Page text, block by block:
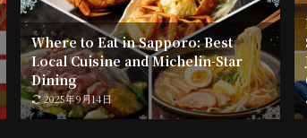
Where to Eat in Sapporo: Best
Local Cuisine and Michelin-Star
Dining
2025年9月14日